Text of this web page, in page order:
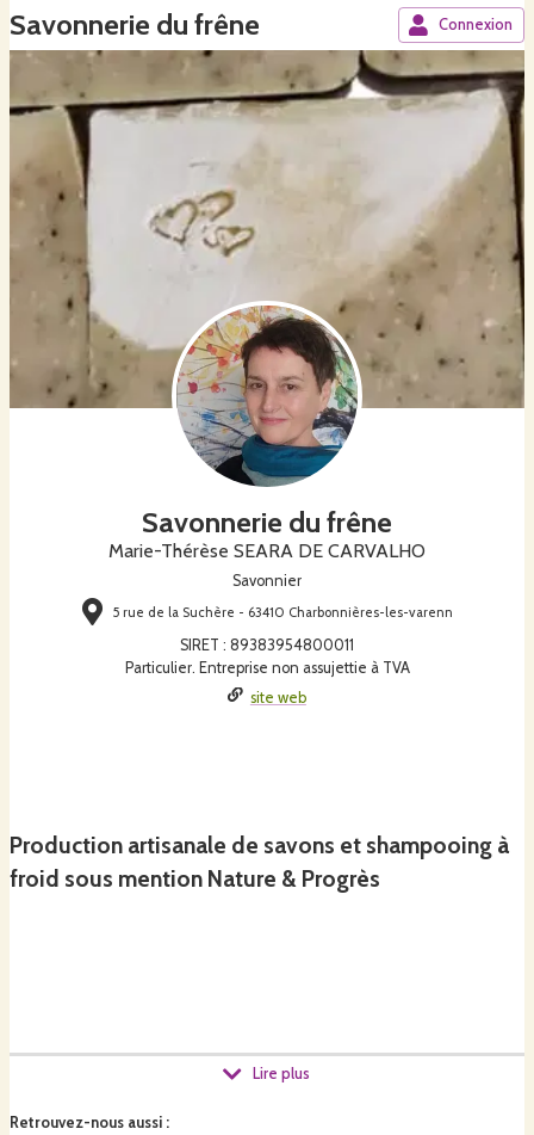
Savonnerie du frêne Connexion
Savonnerie du frêne
Marie-Thérèse SEARA DE CARVALHO
Savonnier
5 rue de la Suchère - 63410 Charbonnières-les-varenn
SIRET : 89383954800011
Particulier. Entreprise non assujettie à TVA
site web
Production artisanale de savons et shampooing à
froid sous mention Nature & Progrès
Lire plus
Retrouvez-nous aussi :